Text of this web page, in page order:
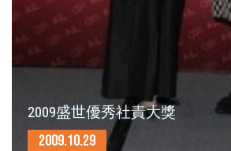
2009盛世優秀社責大獎
2009.10.29